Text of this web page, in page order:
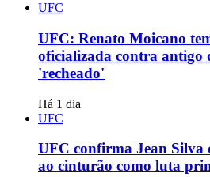
UFC
UFC: Renato Moicano
oficializada contra antigo
'recheado'
Há 1 dia
UFC
UFC confirma Jean Silva
ao cinturão como luta